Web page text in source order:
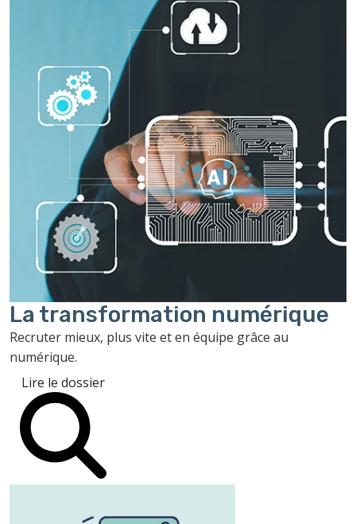
La transformation numérique
Recruter mieux, plus vite et en équipe grâce au
numérique.
Lire le dossier